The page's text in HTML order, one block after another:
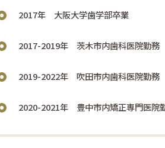
2017年 大阪大学歯学部卒業
2017-2019年 茨木市内歯科医院勤務
2019-2022年 吹田市内歯科医院勤務
2020-2021年 豊中市内矯正専門医院